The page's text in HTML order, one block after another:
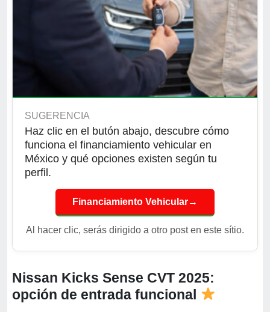
SUGERENCIA
Haz clic en el butón abajo, descubre cómo
funciona el financiamiento vehicular en
México y qué opciones existen según tu
perfil.
Financiamiento Vehicular→
Al hacer clic, serás dirigido a otro post en este sítio.
Nissan Kicks Sense CVT 2025:
opción de entrada funcional